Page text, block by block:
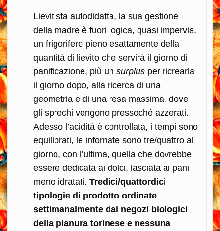
Lievitista autodidatta, la sua gestione
della madre è fuori logica, quasi impervia,
un frigorifero pieno esattamente della
quantità di lievito che servirà il giorno di
panificazione, più un surplus per ricrearla
il giorno dopo, alla ricerca di una
geometria e di una resa massima, dove
gli sprechi vengono pressoché azzerati.
Adesso l’acidità è controllata, i tempi sono
equilibrati, le infornate sono tre/quattro al
giorno, con l’ultima, quella che dovrebbe
essere dedicata ai dolci, lasciata ai pani
meno idratati. Tredici/quattordici
tipologie di prodotto ordinate
settimanalmente dai negozi biologici
della pianura torinese e nessuna